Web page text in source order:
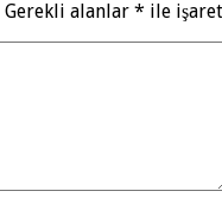
Gerekli alanlar * ile